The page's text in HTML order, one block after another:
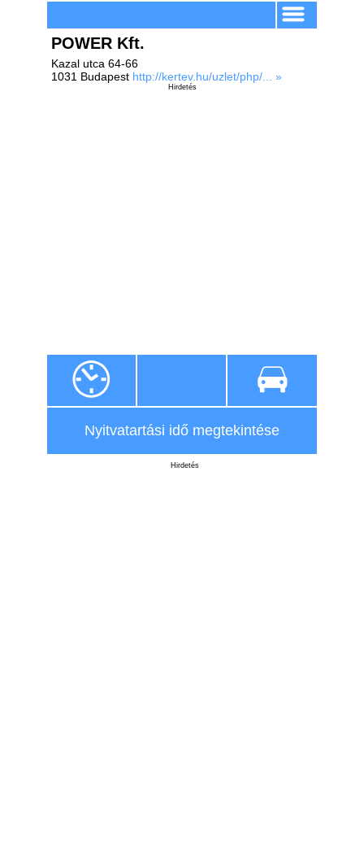
POWER Kft.
Kazal utca 64-66
1031 Budapest http://kertev.hu/uzlet/php/... »
Hirdetés
Nyitvatartási idő megtekintése
Hirdetés